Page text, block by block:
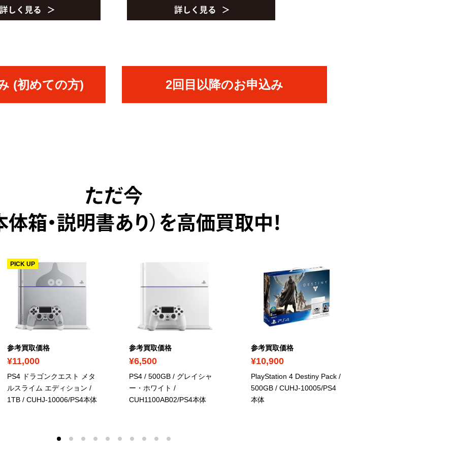
(初めての方) 2回目以降のお申込み
ただ今
体箱・説明書あり）を高価買取中！
参考買取価格
¥11,000
PICK UP
PS4 ドラゴンクエスト メタ
ルスライム エディション /
1TB / CUHJ-10006/PS4本体
参考買取価格
¥6,500
PS4 / 500GB / グレイシャ
ー・ホワイト /
CUH1100AB02/PS4本体
参考買取価格
¥10,900
PlayStation 4 Destiny Pack /
500GB / CUHJ-10005/PS4
本体